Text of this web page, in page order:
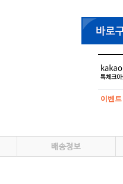
이벤트